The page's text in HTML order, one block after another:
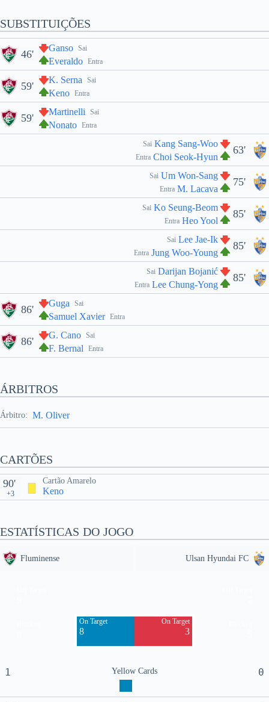
SUBSTITUIÇÕES
Sai
Ganso
Entra
Everaldo
46'
Sai
K. Serna
Entra
Keno
59'
Sai
Martinelli
Entra
Nonato
59'
63'
Sai Kang Sang-Woo
Entra Choi Seok-Hyun
75'
Sai Um Won-Sang
Entra M. Lacava
85'
Sai Ko Seung-Beom
Entra Heo Yool
85'
Sai Lee Jae-Ik
Entra Jung Woo-Young
85'
Sai Darijan Bojanić
Entra Lee Chung-Yong
Sai
Guga
Entra
Samuel Xavier
86'
Sai
G. Cano
Entra
F. Bernal
86'
ÁRBITROS
Árbitro: M. Oliver
CARTÕES
Cartão Amarelo
Keno
90'
+3
ESTATÍSTICAS DO JOGO
Fluminense Ulsan Hyundai FC
On Target
8
On Target
3
1 Yellow Cards 0